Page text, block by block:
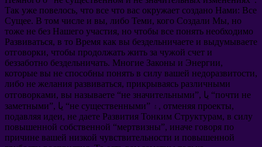
Так уже повелось, что все что вас окружает создано Нами: Все
Сущее. В том числе и вы, либо Теми, кого Создали Мы, но
тоже не без Нашего участия, но чтобы все понять необходимо
Развиваться, в то Время как вы бездельничаете и выдумываете
отговорки, чтобы продолжать жить за чужой счет и
беззаботно бездельничать. Многие Законы и Энергии,
которые вы не способны понять в силу вашей недоразвитости,
либо не желания развиваться, прикрываясь различными
отговорками, вы называете “не значительными ”, يا “почти не
заметными
”, يا “не существенными ” ۽, отменяя проекты,
подавляя идеи, не даете Развития Тонким Структурам, в силу
повышенной собственной “мертвизны”, иначе говоря по
причине вашей низкой чувствительности и повышенной